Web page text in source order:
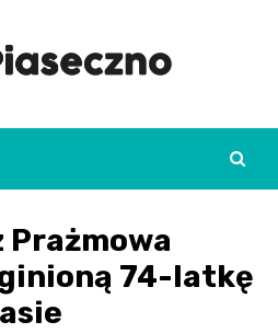
Prażmowa
74-latkę